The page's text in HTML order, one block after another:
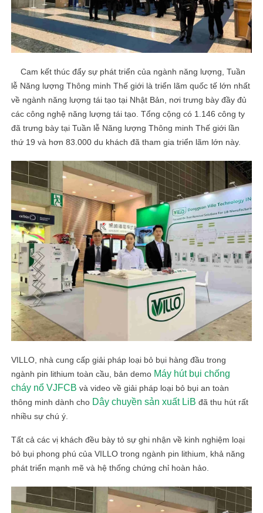
Cam kết thúc đẩy sự phát triển của ngành năng lượng, Tuần
lễ Năng lượng Thông minh Thế giới là triển lãm quốc tế lớn nhất
về ngành năng lượng tái tạo tại Nhật Bản, nơi trưng bày đầy đủ
các công nghệ năng lượng tái tạo. Tổng cộng có 1.146 công ty
đã trưng bày tại Tuần lễ Năng lượng Thông minh Thế giới lần
thứ 19 và hơn 83.000 du khách đã tham gia triển lãm lớn này.
VILLO, nhà cung cấp giải pháp loại bỏ bụi hàng đầu trong
ngành pin lithium toàn cầu, bản demo Máy hút bụi chống
cháy nổ VJFCB và video về giải pháp loại bỏ bụi an toàn
thông minh dành cho Dây chuyền sản xuất LiB đã thu hút rất
nhiều sự chú ý.
Tất cả các vị khách đều bày tỏ sự ghi nhận về kinh nghiệm loại
bỏ bụi phong phú của VILLO trong ngành pin lithium, khả năng
phát triển mạnh mẽ và hệ thống chứng chỉ hoàn hảo.